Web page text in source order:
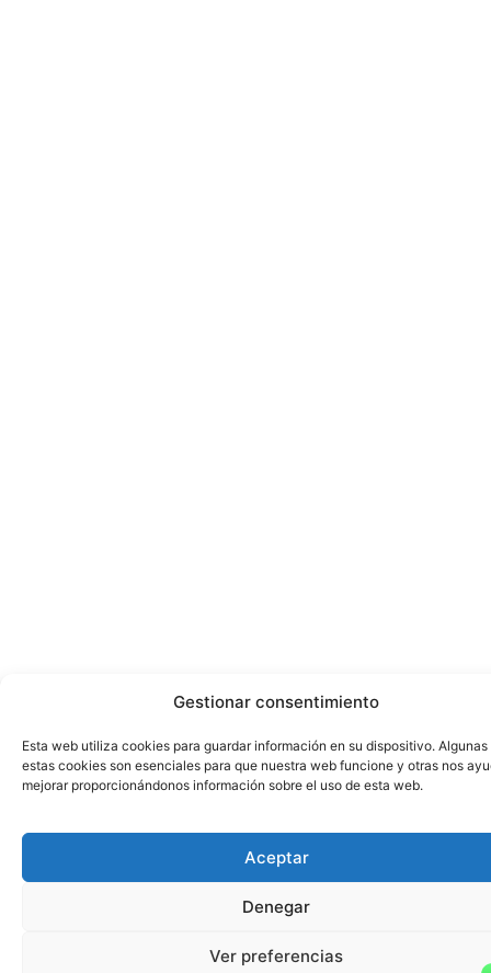
Gestionar consentimiento
Esta web utiliza cookies para guardar información en su dispositivo. Algunas
estas cookies son esenciales para que nuestra web funcione y otras nos
mejorar proporcionándonos información sobre el uso de esta web.
Aceptar
Denegar
Ver preferencias